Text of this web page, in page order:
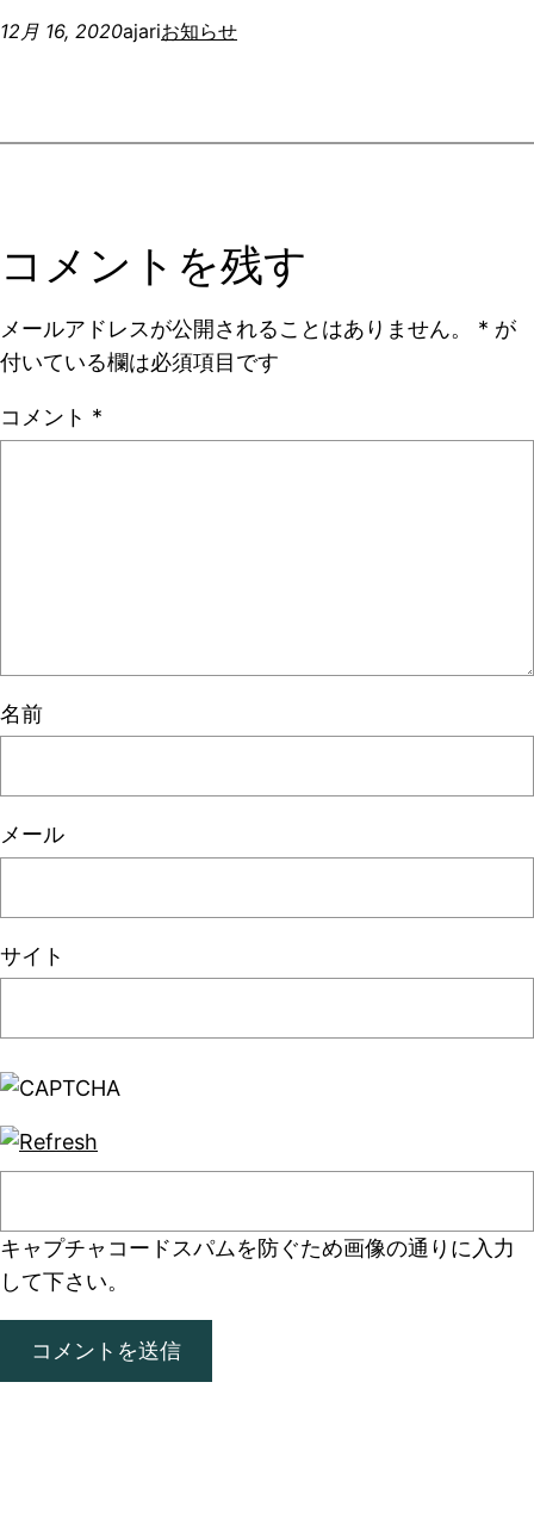
12月 16, 2020ajariお知らせ
コメントを残す
メールアドレスが公開されることはありません。 * が
付いている欄は必須項目です
コメント *
名前
メール
サイト
キャプチャコードスパムを防ぐため画像の通りに入力
して下さい。